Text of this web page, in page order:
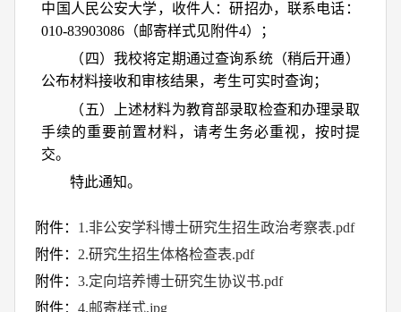
中国人民公安大学，收件人：研招办，联系电话：
010-83903086（邮寄样式见附件4）；
（四）我校将定期通过查询系统（稍后开通）
公布材料接收和审核结果，考生可实时查询；
（五）上述材料为教育部录取检查和办理录取
手续的重要前置材料，请考生务必重视，按时提
交。
特此通知。
附件： 1.非公安学科博士研究生招生政治考察表.pdf
附件： 2.研究生招生体格检查表.pdf
附件：3.定向培养博士研究生协议书.pdf
附件：4.邮寄样式.jpg